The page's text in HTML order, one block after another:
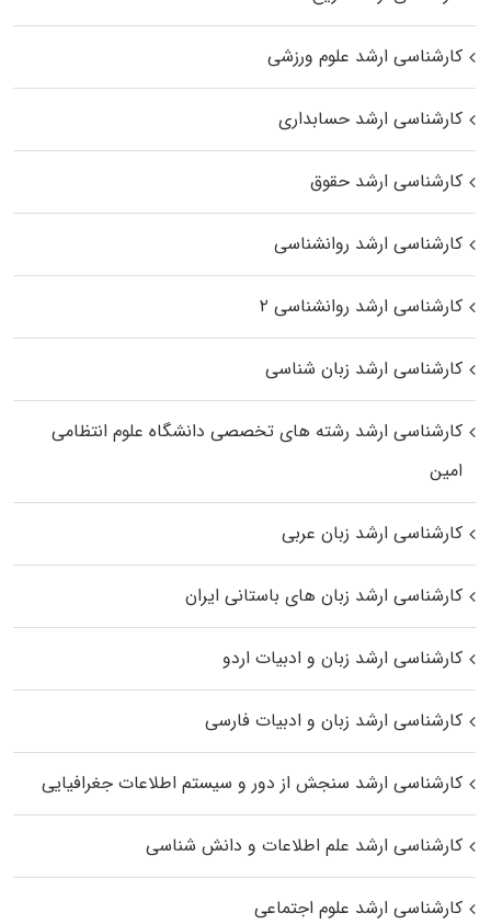
کارشناسی ارشد علوم ورزشی
کارشناسی ارشد حسابداری
کارشناسی ارشد حقوق
کارشناسی ارشد روانشناسی
کارشناسی ارشد روانشناسی ۲
کارشناسی ارشد زبان شناسی
کارشناسی ارشد رﺷﺘﻪ ﻫﺎی تخصصی داﻧﺸﮕﺎه ﻋﻠﻮم انتظامی
اﻣﻴﻦ
کارشناسی ارشد زبان عربی
کارشناسی ارشد زبان‌ های باستانی ایران
کارشناسی ارشد زبان و ادبیات اردو
کارشناسی ارشد زبان و ادبیات فارسی
کارشناسی ارشد سنجش از دور و سیستم اطلاعات جغرافیایی
کارشناسی ارشد علم اطلاعات و دانش شناسی
کارشناسی ارشد علوم اجتماعی